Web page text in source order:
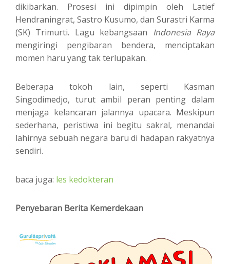
dikibarkan. Prosesi ini dipimpin oleh Latief
Hendraningrat, Sastro Kusumo, dan Surastri Karma
(SK) Trimurti. Lagu kebangsaan Indonesia Raya
mengiringi pengibaran bendera, menciptakan
momen haru yang tak terlupakan.
Beberapa tokoh lain, seperti Kasman
Singodimedjo, turut ambil peran penting dalam
menjaga kelancaran jalannya upacara. Meskipun
sederhana, peristiwa ini begitu sakral, menandai
lahirnya sebuah negara baru di hadapan rakyatnya
sendiri.
baca juga: les kedokteran
Penyebaran Berita Kemerdekaan